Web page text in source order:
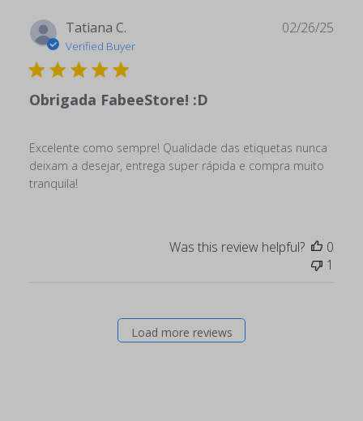
Tatiana C.
Verified Buyer
Obrigada FabeeStore! :D
Excelente como sempre! Qualidade das etiquetas nunca
deixam a desejar, entrega super rápida e compra muito
tranquila!
02/26/25
Was this review helpful?
0
1
Load more reviews